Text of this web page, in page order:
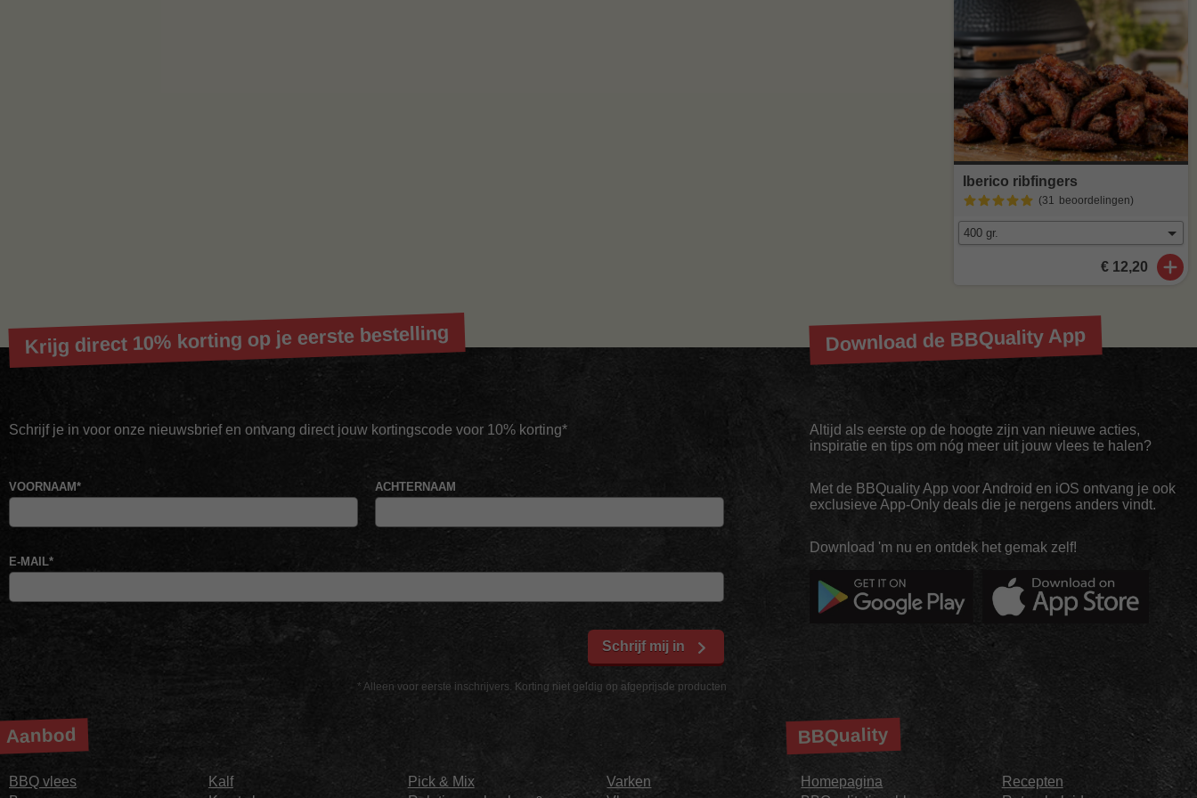
Iberico ribfingers
(31 beoordelingen)
€ 12,20
Krijg direct 10% korting op je eerste bestelling
Schrijf je in voor onze nieuwsbrief en ontvang direct jouw kortingscode voor 10% korting*
* Alleen voor eerste inschrijvers. Korting niet geldig op afgeprijsde producten
VOORNAAM* ACHTERNAAM
E-MAIL*
Schrijf mij in
Download de BBQuality App
Altijd als eerste op de hoogte zijn van nieuwe acties,
inspiratie en tips om nóg meer uit jouw vlees te halen?
Met de BBQuality App voor Android en iOS ontvang je ook
exclusieve App-Only deals die je nergens anders vindt.
Download 'm nu en ontdek het gemak zelf!
Aanbod
BBQ vlees
Kalf
Pick & Mix
Varken
BBQuality
Homepagina
Recepten